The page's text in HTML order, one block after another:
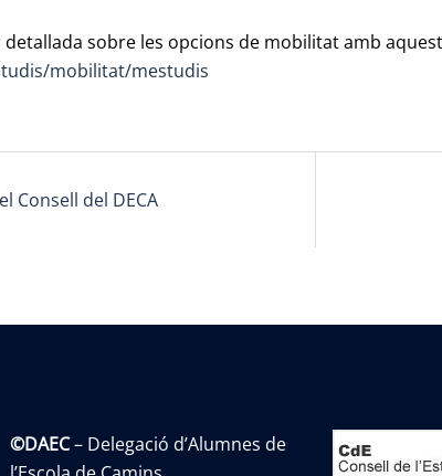
sobre les opcions de mobilitat amb
mobilitat/mestudis
Consell del DECA
©DAEC– Delegació d’Alumnes de